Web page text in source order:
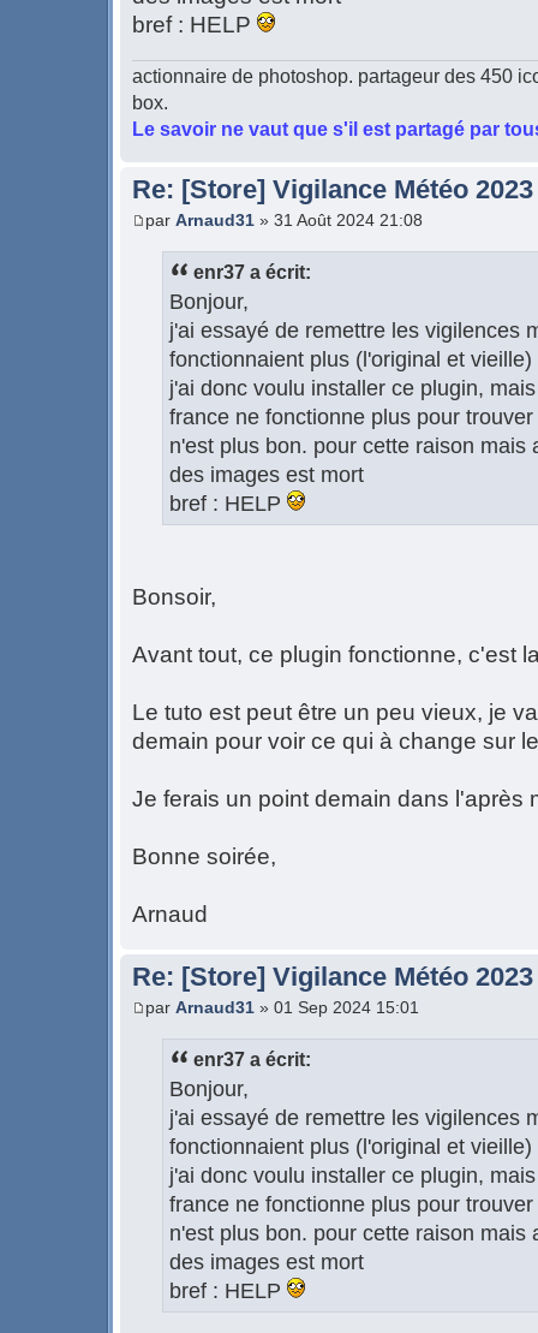
bref : HELP
actionnaire de photoshop. partageur des 450
box.
Le savoir ne vaut que s'il est partagé par
Re: [Store] Vigilance Météo 2023
par Arnaud31 » 31 Août 2024 21:08
enr37 a écrit:
Bonjour,
j'ai essayé de remettre les vigilences
fonctionnaient plus (l'original et vieille)
j'ai donc voulu installer ce plugin,
france ne fonctionne plus pour
n'est plus bon. pour cette raison mais
des images est mort
bref : HELP
Bonsoir,
Avant tout, ce plugin fonctionne, c'est
Le tuto est peut être un peu vieux, je
demain pour voir ce qui à change sur
Je ferais un point demain dans l'après
Bonne soirée,
Arnaud
Re: [Store] Vigilance Météo 2023
par Arnaud31 » 01 Sep 2024 15:01
enr37 a écrit:
Bonjour,
j'ai essayé de remettre les vigilences
fonctionnaient plus (l'original et vieille)
j'ai donc voulu installer ce plugin,
france ne fonctionne plus pour
n'est plus bon. pour cette raison mais
des images est mort
bref : HELP